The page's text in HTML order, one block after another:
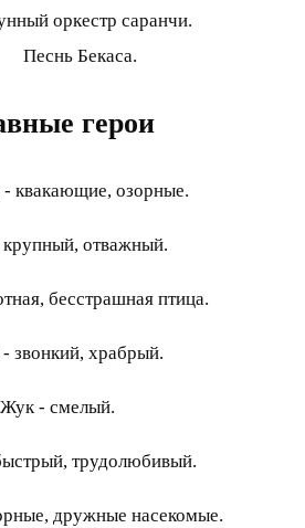
оркестр саранчи.
Песнь Бекаса.
герои
квакающие, озорные.
отважный.
бесстрашная птица.
звонкий, храбрый.
Жук - смелый.
трудолюбивый.
дружные насекомые.